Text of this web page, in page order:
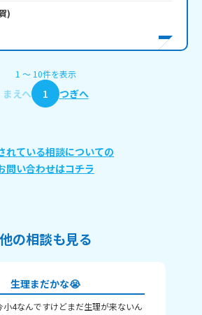
)
1 〜 10件を表示
まえへ 1 つぎへ
れている相談についての
問い合わせはコチラ
他の相談も見る
生理まだかな😭
小4なんですけどまだ生理が来ないん